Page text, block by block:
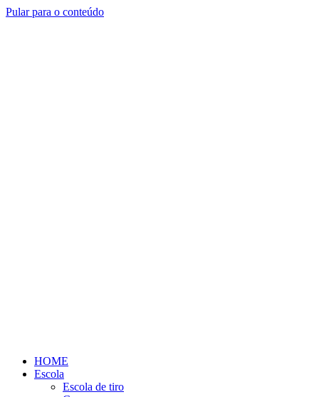
Pular para o conteúdo
HOME
Escola
Escola de tiro